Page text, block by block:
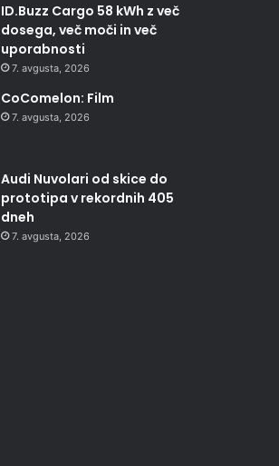
ID.Buzz Cargo 58 kWh z več
dosega, več moči in več
uporabnosti
7. avgusta, 2026
CoComelon: Film
7. avgusta, 2026
Audi Nuvolari od skice do
prototipa v rekordnih 405
dneh
7. avgusta, 2026